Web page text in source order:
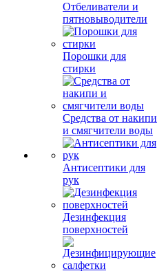
Отбеливатели и
пятновыводители
Порошки для
стирки
Средства от накипи
и смягчители воды
Антисептики для
рук
Дезинфекция
поверхностей